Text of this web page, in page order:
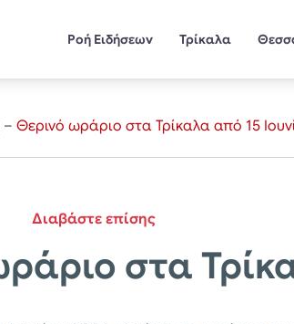
Ροή Ειδήσεων Τρίκαλα
– Θερινό ωράριο στα Τρίκαλα από 15
Διαβάστε επίσης
στα